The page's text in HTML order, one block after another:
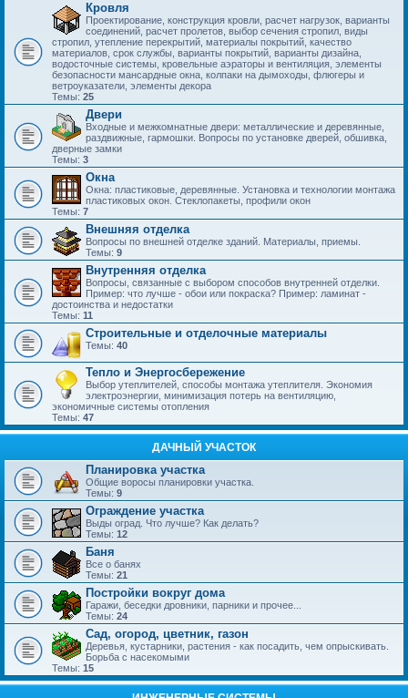
Кровля
Проектирование, конструкция кровли, расчет нагрузок, варианты
соединений, расчет пролетов, выбор сечения стропил, виды
стропил, утепление перекрытий, материалы покрытий, качество
материалов, срок службы, варианты покрытий, варианты дизайна,
водосточные системы, кровельные аэраторы и вентиляция, элементы
безопасности мансардные окна, колпаки на дымоходы, флюгеры и
ветроуказатели, элементы декора
Темы: 25
Двери
Входные и межкомнатные двери: металлические и деревянные,
раздвижные, гармошки. Вопросы по установке дверей, обшивка,
дверные замки
Темы: 3
Окна
Окна: пластиковые, деревянные. Установка и технологии монтажа
пластиковых окон. Стеклопакеты, профили окон
Темы: 7
Внешняя отделка
Вопросы по внешней отделке зданий. Материалы, приемы.
Темы: 9
Внутренняя отделка
Вопросы, связанные с выбором способов внутренней отделки.
Пример: что лучше - обои или покраска? Пример: ламинат -
достоинства и недостатки
Темы: 11
Строительные и отделочные материалы
Темы: 40
Тепло и Энергосбережение
Выбор утеплителей, способы монтажа утеплителя. Экономия
электроэнергии, минимизация потерь на вентиляцию,
экономичные системы отопления
Темы: 47
ДАЧНЫЙ УЧАСТОК
Планировка участка
Общие воросы планировки участка.
Темы: 9
Ограждение участка
Выды оград. Что лучше? Как делать?
Темы: 12
Баня
Все о банях
Темы: 21
Постройки вокруг дома
Гаражи, беседки дровники, парники и прочее...
Темы: 24
Сад, огород, цветник, газон
Деревья, кустарники, растения - как посадить, чем опрыскивать.
Борьба с насекомыми
Темы: 15